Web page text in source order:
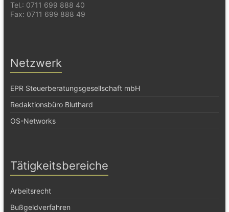
Tel.: 0711 699 888 40
Fax: 0711 699 888 49
Netzwerk
EPR Steuerberatungsgesellschaft mbH
Redaktionsbüro Bluthard
OS-Networks
Tätigkeitsbereiche
Arbeitsrecht
Bußgeldverfahren